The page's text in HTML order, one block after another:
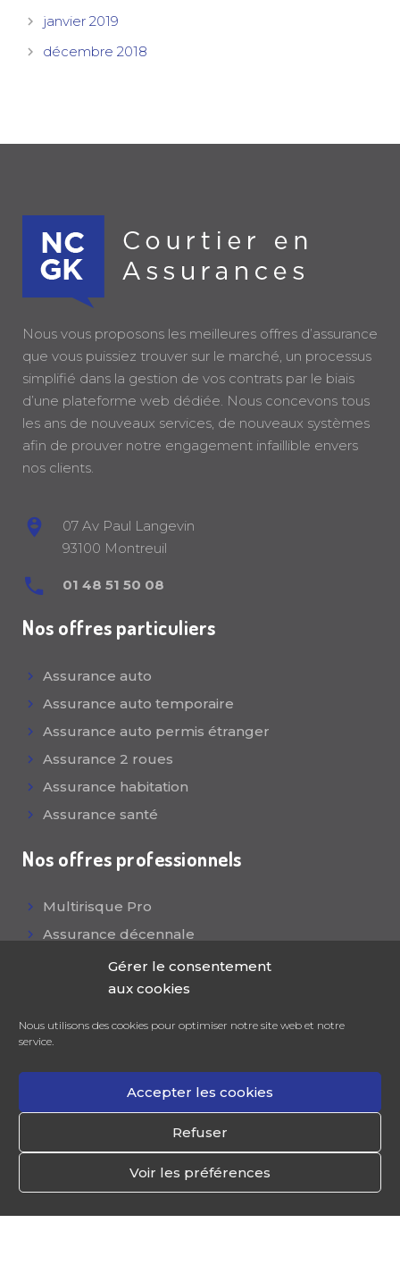
Gérer le consentement
aux cookies
Nous utilisons des cookies pour optimiser notre site web et notre
service.
Accepter les cookies
Refuser
Voir les préférences
janvier 2019
décembre 2018
Nous vous proposons les meilleures offres d’assurance
que vous puissiez trouver sur le marché, un processus
simplifié dans la gestion de vos contrats par le biais
d’une plateforme web dédiée. Nous concevons tous
les ans de nouveaux services, de nouveaux systèmes
afin de prouver notre engagement infaillible envers
nos clients.
07 Av Paul Langevin
93100 Montreuil
01 48 51 50 08
Nos offres particuliers
Assurance auto
Assurance auto temporaire
Assurance auto permis étranger
Assurance 2 roues
Assurance habitation
Assurance santé
Nos offres professionnels
Multirisque Pro
Assurance décennale
Responsabilité civile
Mutuelle collective
© Tous droits réservés |Mentions
légales|Contactez-nous|Politique des cookies|
Résilier votre contrat